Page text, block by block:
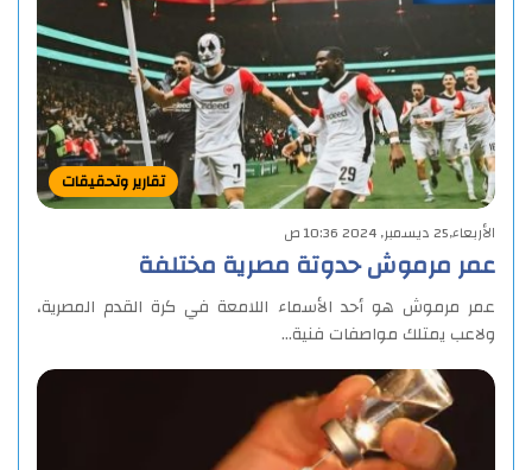
تقارير وتحقيقات
الأربعاء,25 ديسمبر, 2024 10:36 ص
عمر مرموش حدوتة مصرية مختلفة
عمر مرموش هو أحد الأسماء اللامعة في كرة القدم المصرية،
ولاعب يمتلك مواصفات فنية…